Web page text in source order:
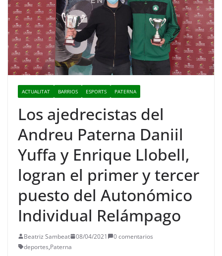
ACTUALITAT BARRIOS ESPORTS PATERNA
Los ajedrecistas del
Andreu Paterna Daniil
Yuffa y Enrique Llobell,
logran el primer y tercer
puesto del Autonómico
Individual Relámpago
Beatriz Sambeat 08/04/2021
0 comentarios
deportes,Paterna